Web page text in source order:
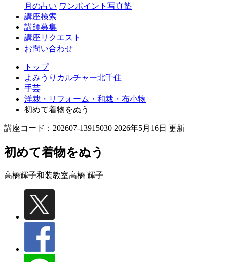
月の占い ワンポイント写真塾
講座検索
講師募集
講座リクエスト
お問い合わせ
トップ
よみうりカルチャー北千住
手芸
洋裁・リフォーム・和裁・布小物
初めて着物をぬう
講座コード：202607-13915030 2026年5月16日 更新
初めて着物をぬう
高橋輝子和装教室高橋 輝子